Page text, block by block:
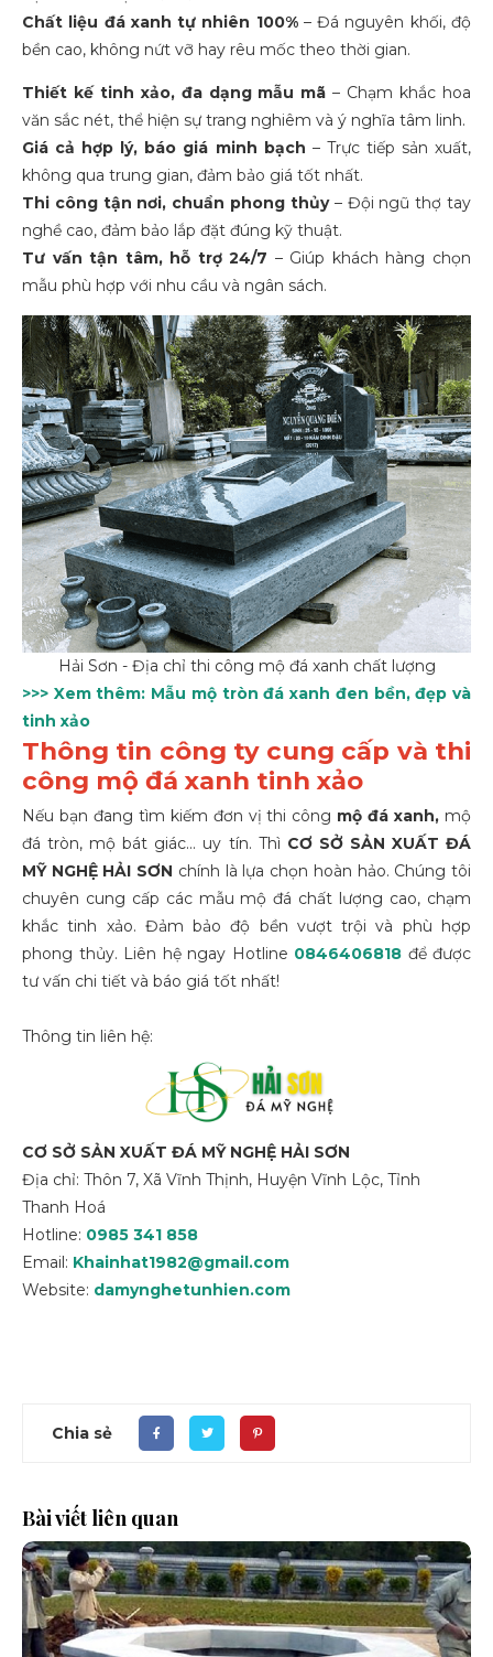
Chất liệu đá xanh tự nhiên 100%– Đá nguyên khối, độ
bền cao, không nứt vỡ hay rêu mốc theo thời gian.
Thiết kế tinh xảo, đa dạng mẫu mã – Chạm khắc hoa
văn sắc nét, thể hiện sự trang nghiêm và ý nghĩa tâm linh.
Giá cả hợp lý, báo giá minh bạch – Trực tiếp sản xuất,
không qua trung gian, đảm bảo giá tốt nhất.
Thi công tận nơi, chuẩn phong thủy– Đội ngũ thợ tay
nghề cao, đảm bảo lắp đặt đúng kỹ thuật.
Tư vấn tận tâm, hỗ trợ 24/7 – Giúp khách hàng chọn
mẫu phù hợp với nhu cầu và ngân sách.
Hải Sơn - Địa chỉ thi công mộ đá xanh chất lượng
>>> Xem thêm: Mẫu mộ tròn đá xanh đen bền, đẹp và
tinh xảo
Thông tin công ty cung cấp và thi
công mộ đá xanh tinh xảo
Nếu bạn đang tìm kiếm đơn vị thi công mộ đá xanh, mộ
đá tròn, mộ bát giác... uy tín. Thì CƠ SỞ SẢN XUẤT ĐÁ
MỸ NGHỆ HẢI SƠN chính là lựa chọn hoàn hảo. Chúng tôi
chuyên cung cấp các mẫu mộ đá chất lượng cao, chạm
khắc tinh xảo. Đảm bảo độ bền vượt trội và phù hợp
phong thủy. Liên hệ ngay Hotline 0846406818 để được
tư vấn chi tiết và báo giá tốt nhất!
Thông tin liên hệ:
CƠ SỞ SẢN XUẤT ĐÁ MỸ NGHỆ HẢI SƠN
Địa chỉ: Thôn 7, Xã Vĩnh Thịnh, Huyện Vĩnh Lộc, Tỉnh
Thanh Hoá
Hotline: 0985 341 858
Email: Khainhat1982@gmail.com
Website: damynghetunhien.com
Chia sẻ
Bài viết liên quan